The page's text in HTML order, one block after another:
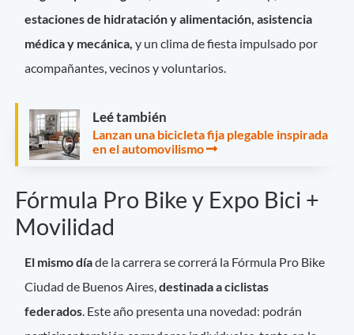
estaciones de hidratación y alimentación, asistencia
médica y mecánica,y un clima de fiesta impulsado por
acompañantes, vecinos y voluntarios.
Leé también
Lanzan una bicicleta fija plegable inspirada
en el automovilismo
Fórmula Pro Bike y Expo Bici +
Movilidad
El mismo díade la carrera se correrá la Fórmula Pro Bike
Ciudad de Buenos Aires,destinada a ciclistas
federados. Este año presenta una novedad: podrán